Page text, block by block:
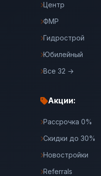
Центр
ФМР
Гидрострой
Юбилейный
Все 32 →
Акции:
Рассрочка 0%
Скидки до 30%
Новостройки
Referrals